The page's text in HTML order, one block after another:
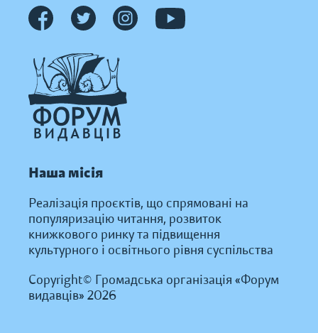
Наша місія
Реалізація проєктів, що спрямовані на
популяризацію читання, розвиток
книжкового ринку та підвищення
культурного і освітнього рівня суспільства
Copyright© Громадська організація «Форум
видавців» 2026